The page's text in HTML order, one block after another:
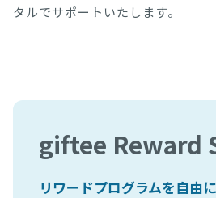
タルでサポートいたします。
giftee Reward
リワードプログラムを自由